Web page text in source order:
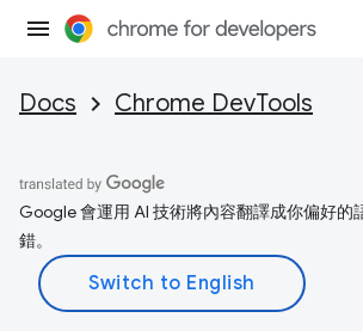
Docs Chrome DevTools
Google 會運用 AI 技術將內容翻譯成你偏好的
錯。